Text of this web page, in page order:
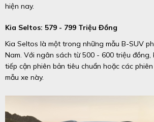
hiện nay.
Kia Seltos: 579 - 799 Triệu Đồng
Kia Seltos là một trong những mẫu B-SUV
Nam. Với ngân sách từ 500 - 600 triệu
tiếp cận phiên bản tiêu chuẩn hoặc các
mẫu xe này.